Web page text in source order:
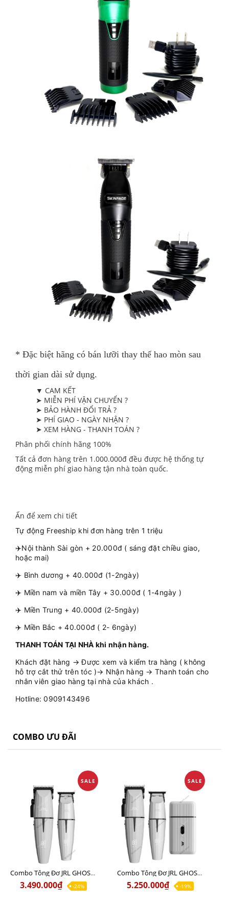
* Đặc biệt hãng có bán lưỡi thay thế hao mòn sau
thời gian dài sử dụng.
▼ CAM KẾT
➤ MIỄN PHÍ VẬN CHUYỂN ?
➤ BẢO HÀNH ĐỔI TRẢ ?
➤ PHÍ GIAO - NGÀY NHẬN ?
➤ XEM HÀNG - THANH TOÁN ?
Phân phối chính hãng 100%
Tất cả đơn hàng trên 1.000.000đ đều được hệ thống tự
động miễn phí giao hàng tận nhà toàn quốc.
Ấn để xem chi tiết
Tự động Freeship khi đơn hàng trên 1 triệu
✈️Nội thành Sài gòn + 20.000đ ( sáng đặt chiều giao,
hoặc mai)
✈️ Bình dương + 40.000đ (1-2ngày)
✈️ Miền nam và miền Tây + 30.000đ ( 1-4ngày )
✈️ Miền Trung + 40.000đ (2-5ngày)
✈️ Miền Bắc + 40.000đ ( 2- 6ngày)
THANH TOÁN TẠI NHÀ khi nhận hàng.
Khách đặt hàng → Được xem và kiểm tra hàng ( không
hỗ trợ cắt thử trên tóc )→ Nhận hàng → Thanh toán cho
nhân viên giao hàng tại nhà của khách .
Hotline: 0909143496
COMBO ƯU ĐÃI
SALE
Combo Tông Đơ JRL GHOST 1 Limited Edition Chính Hãng USA
3.490.000₫ -24%
SALE
Combo Tông Đơ JRL GHOST 2 Limited Edition Chính Hãng USA
5.250.000₫ -19%